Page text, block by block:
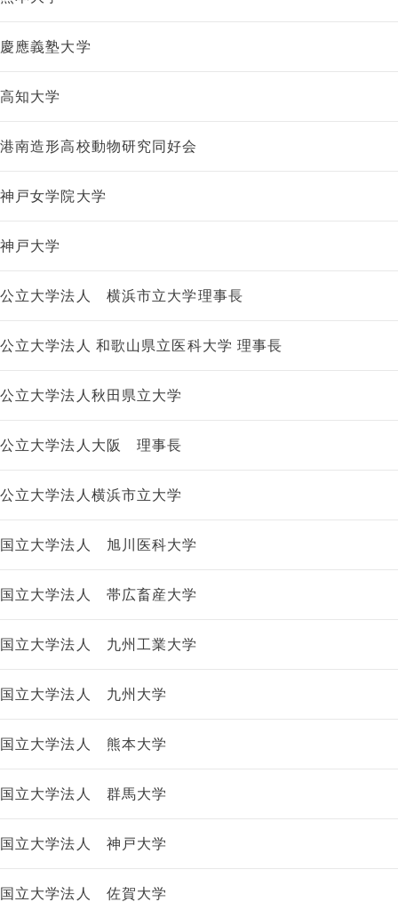
慶應義塾大学
高知大学
港南造形高校動物研究同好会
神戸女学院大学
神戸大学
公立大学法人 横浜市立大学理事長
公立大学法人 和歌山県立医科大学 理事長
公立大学法人秋田県立大学
公立大学法人大阪 理事長
公立大学法人横浜市立大学
国立大学法人 旭川医科大学
国立大学法人 帯広畜産大学
国立大学法人 九州工業大学
国立大学法人 九州大学
国立大学法人 熊本大学
国立大学法人 群馬大学
国立大学法人 神戸大学
国立大学法人 佐賀大学